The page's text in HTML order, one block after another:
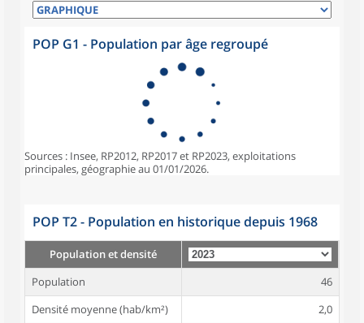
POP G1 - Population par âge regroupé
Sources : Insee, RP2012, RP2017 et RP2023, exploitations
principales, géographie au 01/01/2026.
POP T2 - Population en historique depuis 1968
Population et densité
Population
46
Densité moyenne (hab/km²)
2,0